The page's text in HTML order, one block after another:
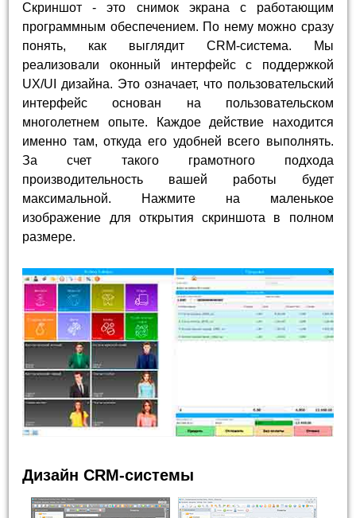
Скриншот - это снимок экрана с работающим
программным обеспечением. По нему можно сразу
понять, как выглядит CRM-система. Мы
реализовали оконный интерфейс с поддержкой
UX/UI дизайна. Это означает, что пользовательский
интерфейс основан на пользовательском
многолетнем опыте. Каждое действие находится
именно там, откуда его удобней всего выполнять.
За счет такого грамотного подхода
производительность вашей работы будет
максимальной. Нажмите на маленькое
изображение для открытия скриншота в полном
размере.
Дизайн CRM-системы